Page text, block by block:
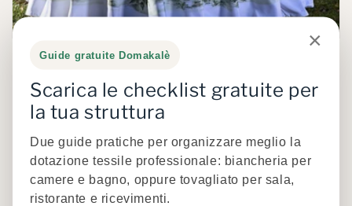
What's new in 2025
Perfect for outdoor and/or indoor events,
made of satin fabric and industrial wash
resistant print. Suitable for combining style
×
Guide gratuite Domakalè
Scarica le checklist gratuite per
la tua struttura
Due guide pratiche per organizzare meglio la
dotazione tessile professionale: biancheria per
camere e bagno, oppure tovagliato per sala,
ristorante e ricevimenti.